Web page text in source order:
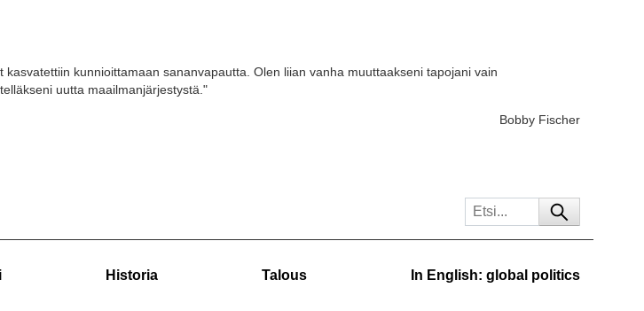
kasvatettiin kunnioittamaan sananvapautta. Olen liian vanha muuttaakseni tapojani vain
uutta maailmanjärjestystä."
Bobby Fischer
Historia Talous In English: global politics